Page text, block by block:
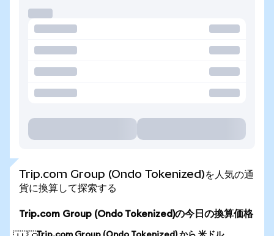
Trip.com Group (Ondo Tokenized)を人気の通
貨に換算して探索する
Trip.com Group (Ondo Tokenized)の今日の換算価格